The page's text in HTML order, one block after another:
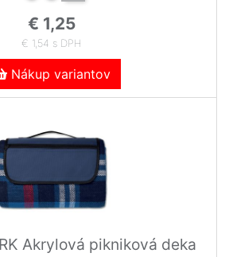
€ 1,25
€ 1,54 s DPH
Nákup variantov
Akrylová pikniková deka